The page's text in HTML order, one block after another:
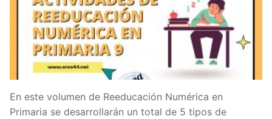
En este volumen de Reeducación Numérica en
Primaria se desarrollarán un total de 5 tipos de